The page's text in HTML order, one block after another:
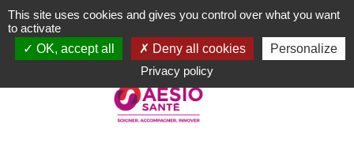
Aller
au
contenu
This site uses cookies and gives you control over what you want
to activate
OK, accept all
Deny all cookies
Personalize
Privacy policy